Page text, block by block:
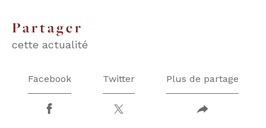
partager
cette actualité
Facebook Twitter Plus de partage